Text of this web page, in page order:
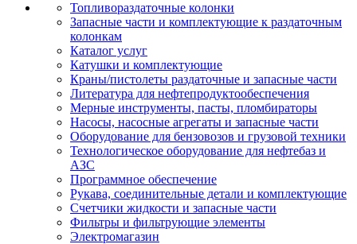
Топливораздаточные колонки
Запасные части и комплектующие к раздаточным
колонкам
Каталог услуг
Катушки и комплектующие
Краны/пистолеты раздаточные и запасные части
Литература для нефтепродуктообеспечения
Мерные инструменты, пасты, пломбираторы
Насосы, насосные агрегаты и запасные части
Оборудование для бензовозов и грузовой техники
Технологическое оборудование для нефтебаз и
АЗС
Программное обеспечение
Рукава, соединительные детали и комплектующие
Счетчики жидкости и запасные части
Фильтры и фильтрующие элементы
Электромагазин